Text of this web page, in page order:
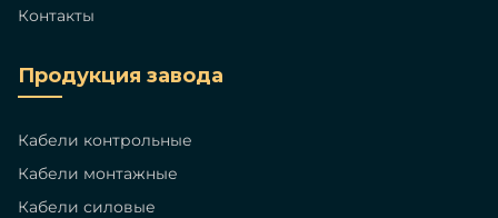
Контакты
Продукция завода
Кабели контрольные
Кабели монтажные
Кабели силовые